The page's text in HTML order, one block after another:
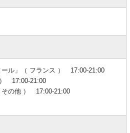
ール」（ フランス ） 17:00-21:00
） 17:00-21:00
その他 ） 17:00-21:00